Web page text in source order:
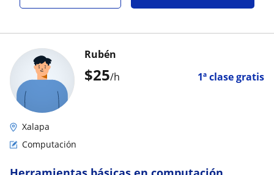
$25/h 1ª clase gratis
Rubén
Xalapa
Computación